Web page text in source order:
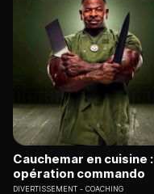
Cauchemar en cuisine :
opération commando
DIVERTISSEMENT COACHING